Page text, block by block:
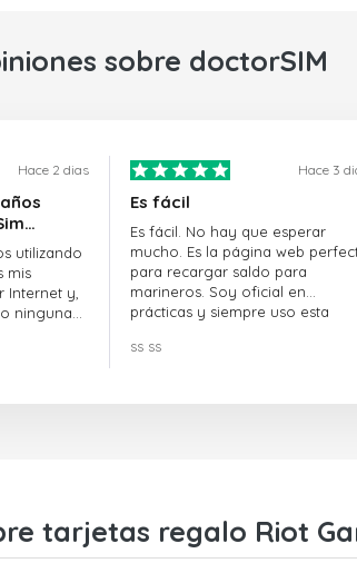
sobre doctorSIM
Hace 2 dias
utilizando
mis
Internet y,
ninguna
Hace 3
Es fácil
Es fácil. No hay que esperar
mucho. Es la página web
para recargar saldo para
marineros. Soy oficial en
prácticas y siempre uso esta
ss ss
tarjetas regalo Riot